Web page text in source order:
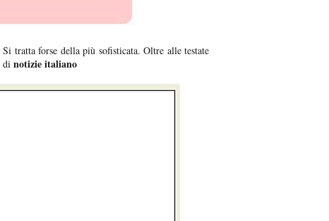
tratta forse della più sofisticata. Oltre alle testate
di notizie italiano